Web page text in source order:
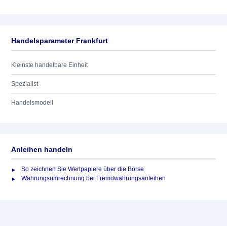
Handelsparameter Frankfurt
Kleinste handelbare Einheit
Spezialist
Handelsmodell
Anleihen handeln
So zeichnen Sie Wertpapiere über die Börse
Währungsumrechnung bei Fremdwährungsanleihen